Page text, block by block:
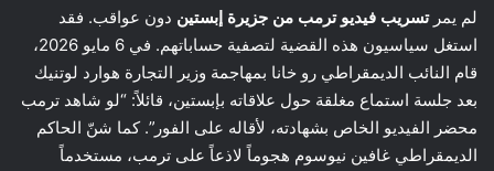
لم يمرتسريب فيديو ترمب من جزيرة إبستين دون عواقب. فقد
استغل سياسيون هذه القضية لتصفية حساباتهم. في 6 مايو 2026،
قام النائب الديمقراطي رو خانا بمهاجمة وزير التجارة هوارد لوتنيك
بعد جلسة استماع مغلقة حول علاقاته بإبستين، قائلاً: “لو شاهد ترمب
محضر الفيديو الخاص بشهادته، لأقاله على الفور”. كما شنّ الحاكم
الديمقراطي غافين نيوسوم هجوماً لاذعاً على ترمب، مستخدماً